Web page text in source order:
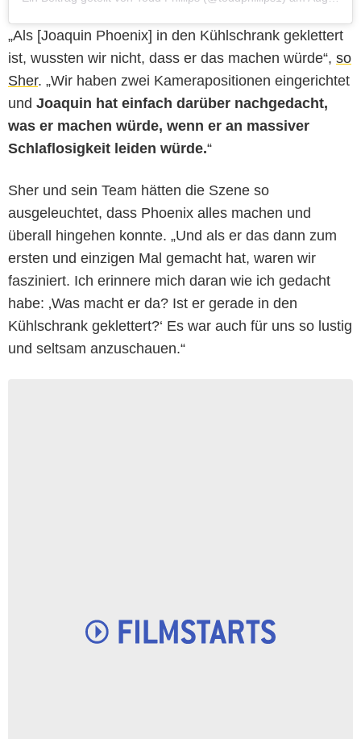
„Als [Joaquin Phoenix] in den Kühlschrank geklettert
ist, wussten wir nicht, dass er das machen würde“, so
Sher. „Wir haben zwei Kamerapositionen eingerichtet
und Joaquin hat einfach darüber nachgedacht,
was er machen würde, wenn er an massiver
Schlaflosigkeit leiden würde.“
Sher und sein Team hätten die Szene so
ausgeleuchtet, dass Phoenix alles machen und
überall hingehen konnte. „Und als er das dann zum
ersten und einzigen Mal gemacht hat, waren wir
fasziniert. Ich erinnere mich daran wie ich gedacht
habe: ‚Was macht er da? Ist er gerade in den
Kühlschrank geklettert?‘ Es war auch für uns so lustig
und seltsam anzuschauen.“